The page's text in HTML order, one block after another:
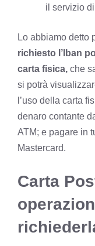
il servizio di
Lo abbiamo detto
richiesto l’Iban
carta fisica, che
si potrà
l’uso della carta
denaro contante
ATM; e pagare in
Mastercard.
Carta